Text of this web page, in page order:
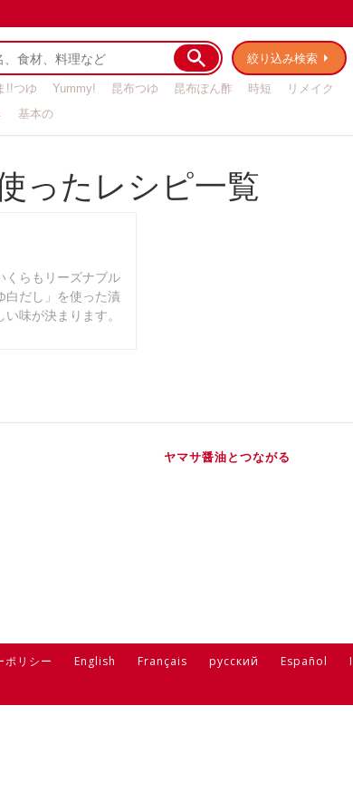
絞り込み検索
!!つゆ Yummy! 昆布つゆ 昆布ぽん酢 時短
リメイク
基本の
ったレシピ一覧
くらもリーズナブル
白だし」を使った漬
味が決まります。
ヤマサ醤油とつながる
ポリシー English Français русский Español